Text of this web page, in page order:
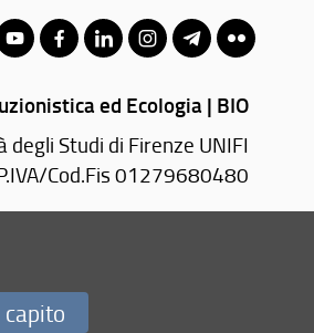
ed Ecologia | BIO
Studi di Firenze UNIFI
Cod.Fis 01279680480
capito